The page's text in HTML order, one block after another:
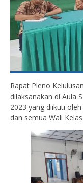
Rapat Pleno
dilaksanakan di Aula
2023 yang diikuti
dan semua Wali Kelas